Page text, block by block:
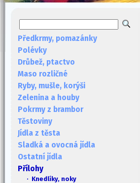
Předkrmy, pomazánky
Polévky
Drůbež, ptactvo
Maso rozličné
Ryby, mušle, korýši
Zelenina a houby
Pokrmy z brambor
Těstoviny
Jídla z těsta
Sladká a ovocná jídla
Ostatní jídla
Přílohy
· Knedlíky, noky